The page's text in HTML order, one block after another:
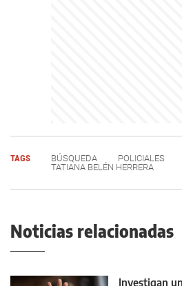
TAGS BÚSQUEDA POLICIALES
TATIANA BELÉN HERRERA
Noticias relacionadas
Investigan